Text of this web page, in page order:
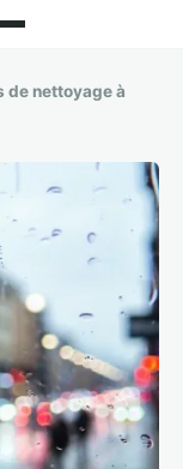
de nettoyage à